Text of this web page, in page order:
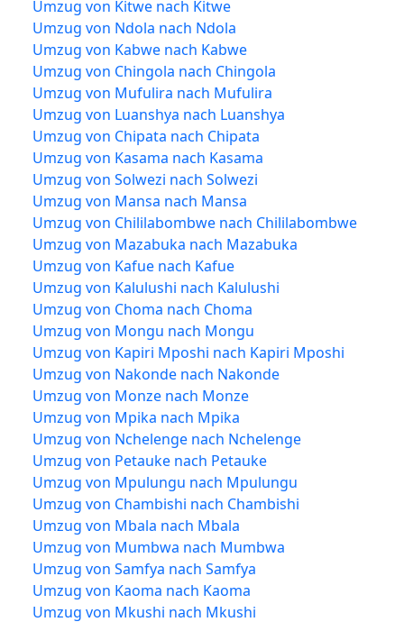
Umzug von Kitwe nach Kitwe
Umzug von Ndola nach Ndola
Umzug von Kabwe nach Kabwe
Umzug von Chingola nach Chingola
Umzug von Mufulira nach Mufulira
Umzug von Luanshya nach Luanshya
Umzug von Chipata nach Chipata
Umzug von Kasama nach Kasama
Umzug von Solwezi nach Solwezi
Umzug von Mansa nach Mansa
Umzug von Chililabombwe nach Chililabombwe
Umzug von Mazabuka nach Mazabuka
Umzug von Kafue nach Kafue
Umzug von Kalulushi nach Kalulushi
Umzug von Choma nach Choma
Umzug von Mongu nach Mongu
Umzug von Kapiri Mposhi nach Kapiri Mposhi
Umzug von Nakonde nach Nakonde
Umzug von Monze nach Monze
Umzug von Mpika nach Mpika
Umzug von Nchelenge nach Nchelenge
Umzug von Petauke nach Petauke
Umzug von Mpulungu nach Mpulungu
Umzug von Chambishi nach Chambishi
Umzug von Mbala nach Mbala
Umzug von Mumbwa nach Mumbwa
Umzug von Samfya nach Samfya
Umzug von Kaoma nach Kaoma
Umzug von Mkushi nach Mkushi